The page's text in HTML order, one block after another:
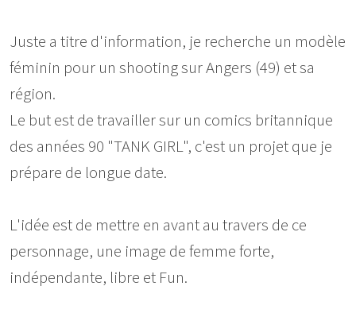
Juste a titre d'information, je recherche un modèle
féminin pour un shooting sur Angers (49) et sa
région.
Le but est de travailler sur un comics britannique
des années 90 "TANK GIRL", c'est un projet que je
prépare de longue date.
L'idée est de mettre en avant au travers de ce
personnage, une image de femme forte,
indépendante, libre et Fun.